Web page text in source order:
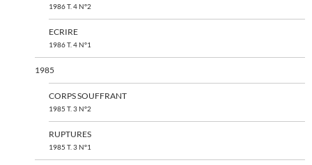
1986 T. 4 N°2
ECRIRE
1986 T. 4 N°1
1985
CORPS SOUFFRANT
1985 T. 3 N°2
RUPTURES
1985 T. 3 N°1